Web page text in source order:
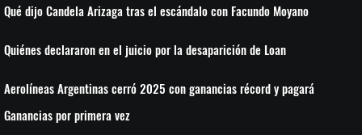
Qué dijo Candela Arizaga tras el escándalo con Facundo Moyano
Quiénes declararon en el juicio por la desaparición de Loan
Aerolíneas Argentinas cerró 2025 con ganancias récord y pagará
Ganancias por primera vez